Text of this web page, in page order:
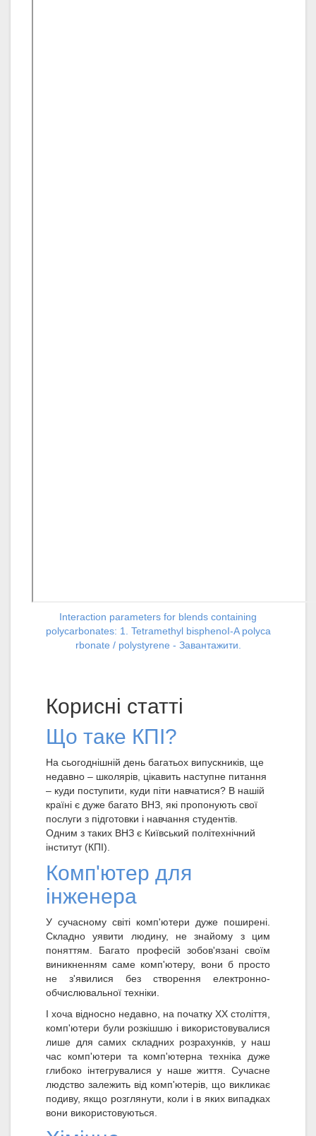
Interaction parameters for blends containing
polycarbonates: 1. Tetramethyl bisphenoI-A polyca
rbonate / polystyrene - Завантажити.
Корисні статті
Що таке КПІ?
На сьогоднішній день багатьох випускників, ще
недавно – школярів, цікавить наступне питання
– куди поступити, куди піти навчатися? В нашій
країні є дуже багато ВНЗ, які пропонують свої
послуги з підготовки і навчання студентів.
Одним з таких ВНЗ є Київський політехнічний
інститут (КПІ).
Комп'ютер для
інженера
У сучасному світі комп'ютери дуже поширені.
Складно уявити людину, не знайому з цим
поняттям. Багато професій зобов'язані своїм
виникненням саме комп'ютеру, вони б просто
не з'явилися без створення електронно-
обчислювальної техніки.
І хоча відносно недавно, на початку XX століття,
комп'ютери були розкішшю і використовувалися
лише для самих складних розрахунків, у наш
час комп'ютери та комп'ютерна техніка дуже
глибоко інтегрувалися у наше життя. Сучасне
людство залежить від комп'ютерів, що викликає
подиву, якщо розглянути, коли і в яких випадках
вони використовуються.